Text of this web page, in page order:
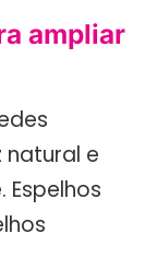
ampliar
e